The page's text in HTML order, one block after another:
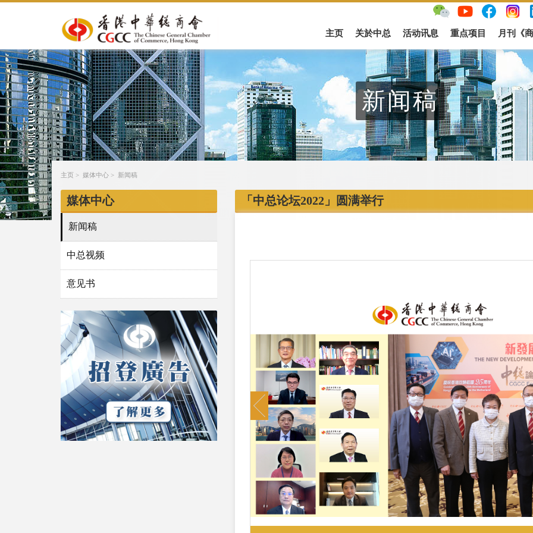
主页 关於中总 活动讯息 重点项目 月刊《
新闻稿
主页 > 媒体中心 > 新闻稿
媒体中心
新闻稿
中总视频
意见书
「中总论坛2022」圆满举行
Previous